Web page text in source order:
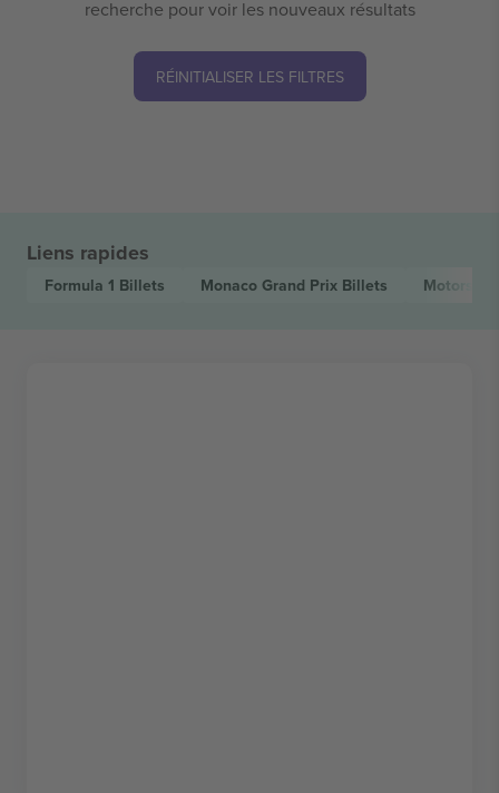
recherche pour voir les nouveaux résultats
RÉINITIALISER LES FILTRES
Liens rapides
Formula 1 Billets Monaco Grand Prix Billets